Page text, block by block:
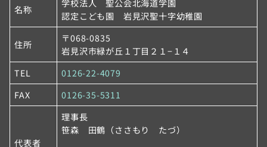
名称
学校法人 聖公会北海道学園
認定こども園 岩見沢聖十字幼稚園
住所
〒068-0835
岩見沢市緑が丘１丁目２１−１４
TEL
0126-22-4079
FAX
0126-35-5311
代表者
理事長
笹森 田鶴（ささもり たづ）